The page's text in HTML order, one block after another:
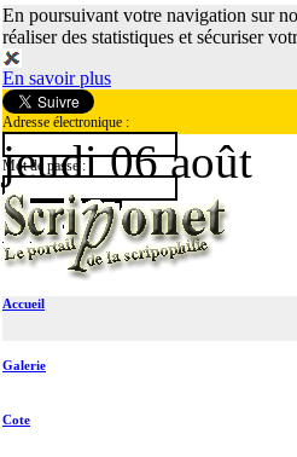
En poursuivant votre navigation sur
réaliser des statistiques et sécuriser
En savoir plus
Adresse électronique :
Mot de passe :
jeudi 06 août
Accueil
Galerie
Cote